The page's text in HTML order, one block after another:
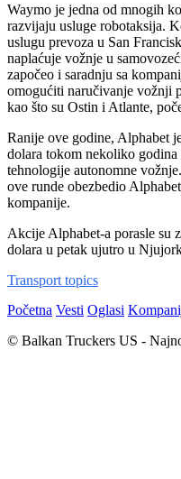
Waymo je jedna od mnogih
razvijaju usluge robotaksija.
uslugu prevoza u San
naplaćuje vožnje u
započeo i saradnju sa
omogućiti naručivanje vožnji
kao što su Ostin i Atlante,
Ranije ove godine, Alphabet
dolara tokom nekoliko
tehnologije autonomne
ove runde obezbedio
kompanije.
Akcije Alphabet-a porasle su
dolara u petak ujutro u
Transport topics
Početna Vesti Oglasi
© Balkan Truckers US -